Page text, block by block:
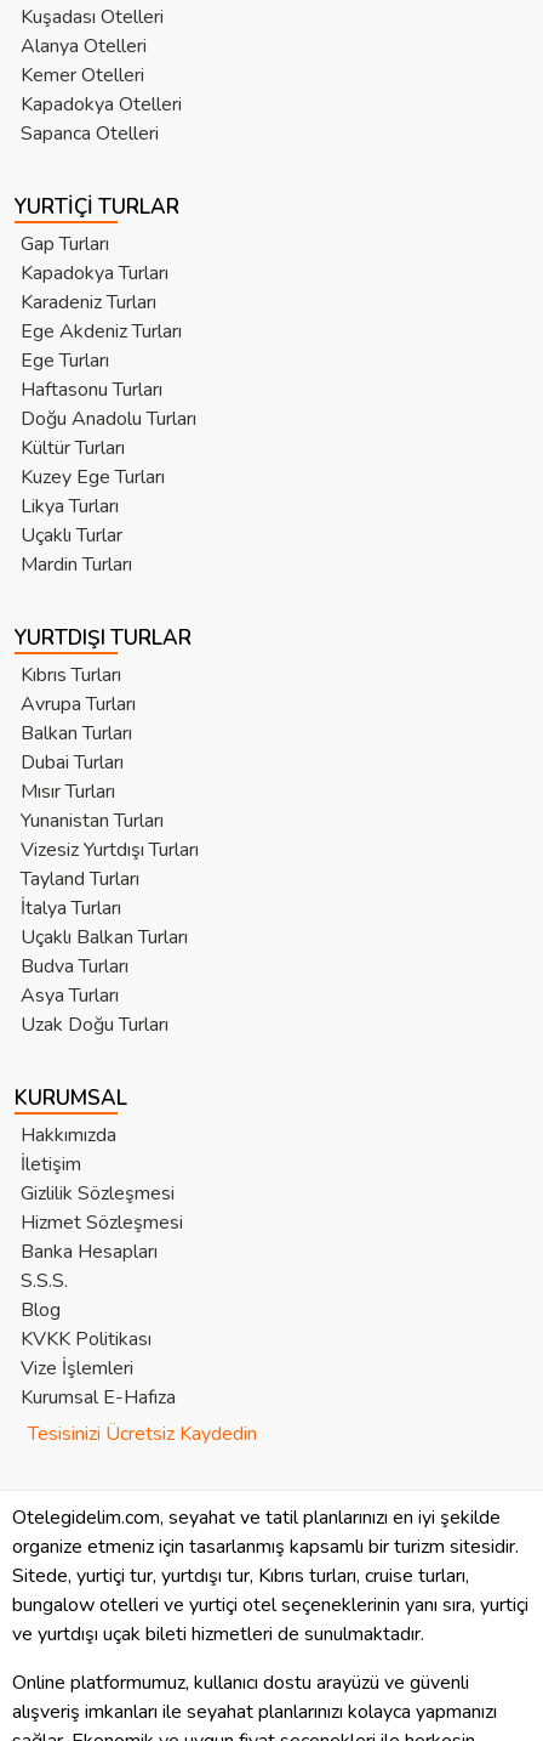
Kuşadası Otelleri
Alanya Otelleri
Kemer Otelleri
Kapadokya Otelleri
Sapanca Otelleri
YURTIÇI TURLAR
Gap Turları
Kapadokya Turları
Karadeniz Turları
Ege Akdeniz Turları
Ege Turları
Haftasonu Turları
Doğu Anadolu Turları
Kültür Turları
Kuzey Ege Turları
Likya Turları
Uçaklı Turlar
Mardin Turları
YURTDIŞI TURLAR
Kıbrıs Turları
Avrupa Turları
Balkan Turları
Dubai Turları
Mısır Turları
Yunanistan Turları
Vizesiz Yurtdışı Turları
Tayland Turları
İtalya Turları
Uçaklı Balkan Turları
Budva Turları
Asya Turları
Uzak Doğu Turları
KURUMSAL
Hakkımızda
İletişim
Gizlilik Sözleşmesi
Hizmet Sözleşmesi
Banka Hesapları
S.S.S.
Blog
KVKK Politikası
Vize İşlemleri
Kurumsal E-Hafıza
Tesisinizi Ücretsiz Kaydedin
Otelegidelim.com, seyahat ve tatil planlarınızı en iyi şekilde
organize etmeniz için tasarlanmış kapsamlı bir turizm sitesidir.
Sitede, yurtiçi tur, yurtdışı tur, Kıbrıs turları, cruise turları,
bungalow otelleri ve yurtiçi otel seçeneklerinin yanı sıra, yurtiçi
ve yurtdışı uçak bileti hizmetleri de sunulmaktadır.
Online platformumuz, kullanıcı dostu arayüzü ve güvenli
alışveriş imkanları ile seyahat planlarınızı kolayca yapmanızı